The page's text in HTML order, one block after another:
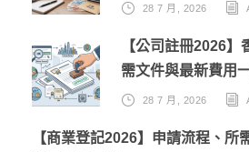
28 7 月, 2026
【公司註冊2026
需文件與最新費用
28 7 月, 2026
【商業登記2026】申請流程、所